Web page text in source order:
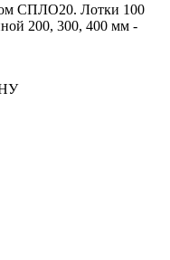
СПЛО20. Лотки 100
200, 300, 400 мм -